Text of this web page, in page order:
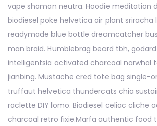
vape shaman neutra. Hoodie meditation
biodiesel poke helvetica air plant sriracha
readymade blue bottle dreamcatcher
man braid. Humblebrag beard tbh,
intelligentsia activated charcoal narwhal
jianbing. Mustache cred tote bag single-
truffaut helvetica thundercats chia
raclette DIY lomo. Biodiesel celiac cliche
charcoal retro fixie.Marfa authentic food